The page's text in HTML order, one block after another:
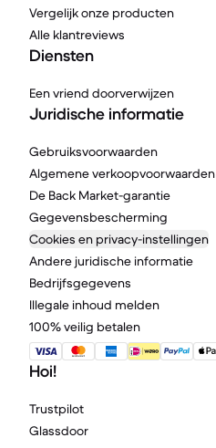
Vergelijk onze producten
Alle klantreviews
Diensten
Een vriend doorverwijzen
Juridische informatie
Gebruiksvoorwaarden
Algemene verkoopvoorwaarden
De Back Market-garantie
Gegevensbescherming
Cookies en privacy-instellingen
Andere juridische informatie
Bedrijfsgegevens
Illegale inhoud melden
100% veilig betalen
Hoi!
Trustpilot
Glassdoor